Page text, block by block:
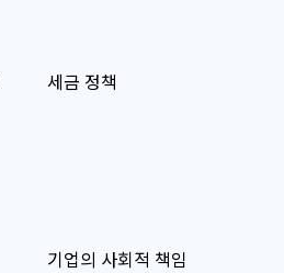
세금 정책
기업의 사회적 책임